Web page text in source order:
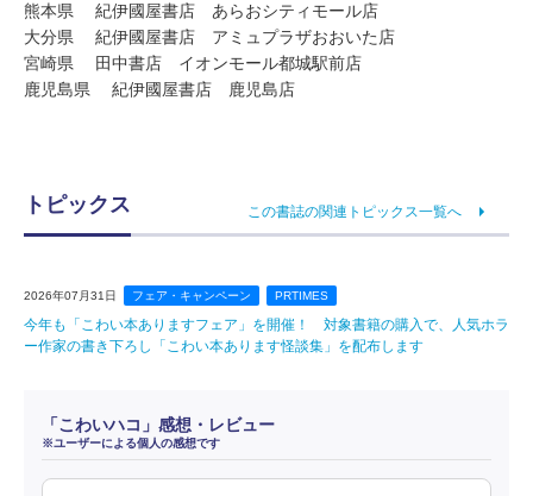
熊本県 紀伊國屋書店 あらおシティモール店
大分県 紀伊國屋書店 アミュプラザおおいた店
宮崎県 田中書店 イオンモール都城駅前店
鹿児島県 紀伊國屋書店 鹿児島店
トピックス この書誌の関連トピックス一覧へ
2026年07月31日 フェア・キャンペーン PRTIMES
今年も「こわい本ありますフェア」を開催！ 対象書籍の購入で、人気ホラ
ー作家の書き下ろし「こわい本あります怪談集」を配布します
「こわいハコ」感想・レビュー
※ユーザーによる個人の感想です